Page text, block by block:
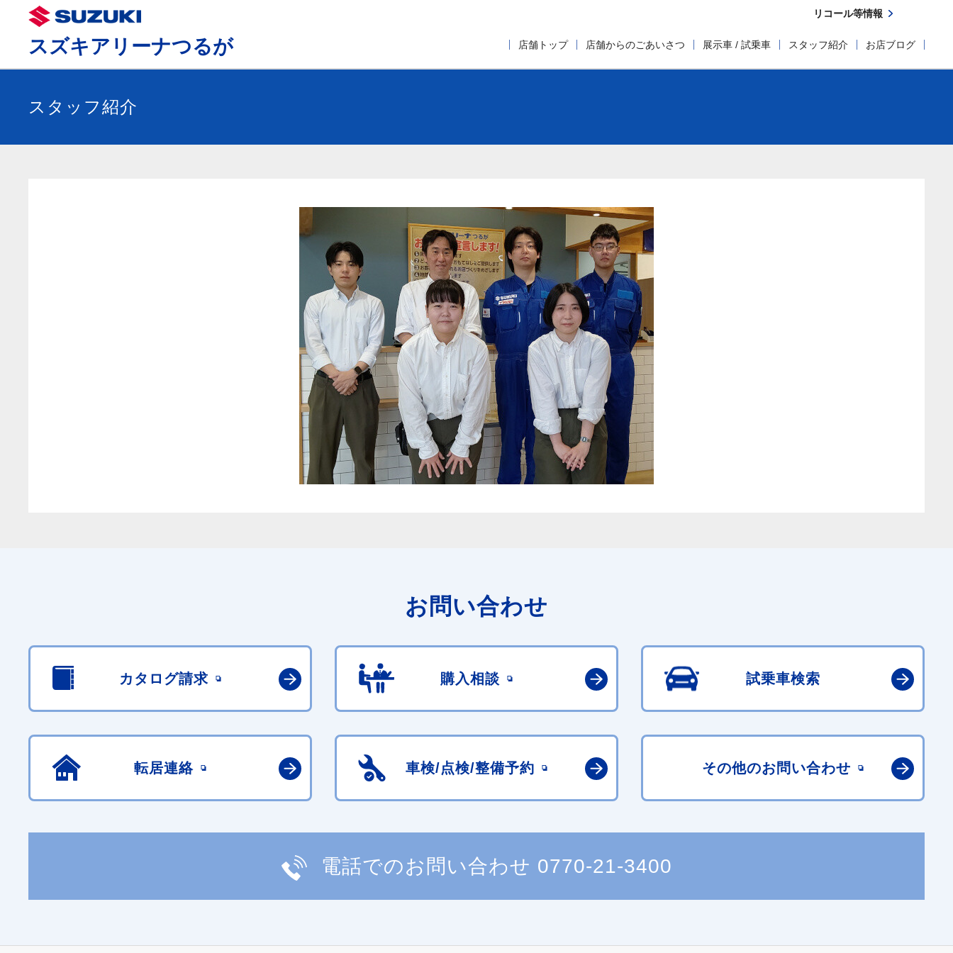
スズキアリーナつるが 店舗トップ 店舗からのごあいさつ 展示車 / 試乗車 スタッフ紹介 お店ブログ
リコール等情報
スタッフ紹介
お問い合わせ
カタログ請求 購入相談 試乗車検索
転居連絡 車検/点検/整備予約 その他のお問い合わせ
電話でのお問い合わせ 0770-21-3400